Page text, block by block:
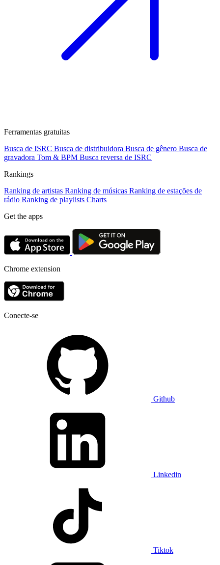
Ferramentas gratuitas
Busca de ISRC Busca de distribuidora Busca de gênero Busca de
gravadora Tom & BPM Busca reversa de ISRC
Rankings
Ranking de artistas Ranking de músicas Ranking de estações de
rádio Ranking de playlists Charts
Get the apps
Chrome extension
Conecte-se
Github
Linkedin
Tiktok